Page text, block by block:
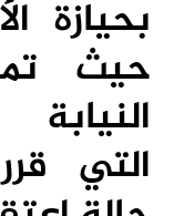
بحيازة
حيث
التي